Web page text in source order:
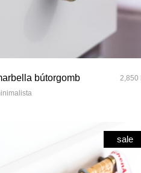
bútorgomb 2,850
sale